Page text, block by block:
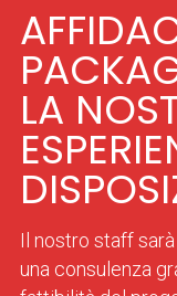
LA
Il nostro staff
una consulenza